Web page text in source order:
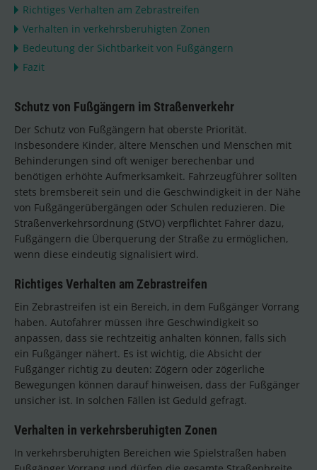
Richtiges Verhalten am Zebrastreifen
Verhalten in verkehrsberuhigten Zonen
Bedeutung der Sichtbarkeit von Fußgängern
Fazit
Schutz von Fußgängern im Straßenverkehr
Der Schutz von Fußgängern hat oberste Priorität.
Insbesondere Kinder, ältere Menschen und Menschen mit
Behinderungen sind oft weniger berechenbar und
benötigen erhöhte Aufmerksamkeit. Fahrzeugführer sollten
stets bremsbereit sein und die Geschwindigkeit in der Nähe
von Fußgängerübergängen oder Schulen reduzieren. Die
Straßenverkehrsordnung (StVO) verpflichtet Fahrer dazu,
Fußgängern die Überquerung der Straße zu ermöglichen,
wenn diese eindeutig signalisiert wird.
Richtiges Verhalten am Zebrastreifen
Ein Zebrastreifen ist ein Bereich, in dem Fußgänger Vorrang
haben. Autofahrer müssen ihre Geschwindigkeit so
anpassen, dass sie rechtzeitig anhalten können, falls sich
ein Fußgänger nähert. Es ist wichtig, die Absicht der
Fußgänger richtig zu deuten: Zögern oder zögerliche
Bewegungen können darauf hinweisen, dass der Fußgänger
unsicher ist. In solchen Fällen ist Geduld gefragt.
Verhalten in verkehrsberuhigten Zonen
In verkehrsberuhigten Bereichen wie Spielstraßen haben